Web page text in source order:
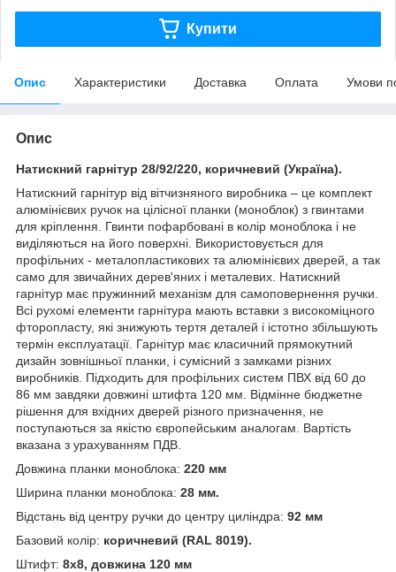
Купити
Опис Характеристики Доставка Оплата Умови
Опис
Натискний гарнітур 28/92/220, коричневий (Україна).
Натискний гарнітур від вітчизняного виробника – це комплект
алюмінієвих ручок на цілісної планки (моноблок) з гвинтами
для кріплення. Гвинти пофарбовані в колір моноблока і не
виділяються на його поверхні. Використовується для
профільних - металопластикових та алюмінієвих дверей, а так
само для звичайних дерев'яних і металевих. Натискний
гарнітур має пружинний механізм для самоповернення ручки.
Всі рухомі елементи гарнітура мають вставки з високоміцного
фторопласту, які знижують тертя деталей і істотно збільшують
термін експлуатації. Гарнітур має класичний прямокутний
дизайн зовнішньої планки, і сумісний з замками різних
виробників. Підходить для профільних систем ПВХ від 60 до
86 мм завдяки довжині штифта 120 мм. Відмінне бюджетне
рішення для вхідних дверей різного призначення, не
поступаються за якістю європейським аналогам. Вартість
вказана з урахуванням ПДВ.
Довжина планки моноблока: 220 мм
Ширина планки моноблока: 28 мм.
Відстань від центру ручки до центру циліндра: 92 мм
Базовий колір: коричневий (RAL 8019).
Штифт: 8х8, довжина 120 мм